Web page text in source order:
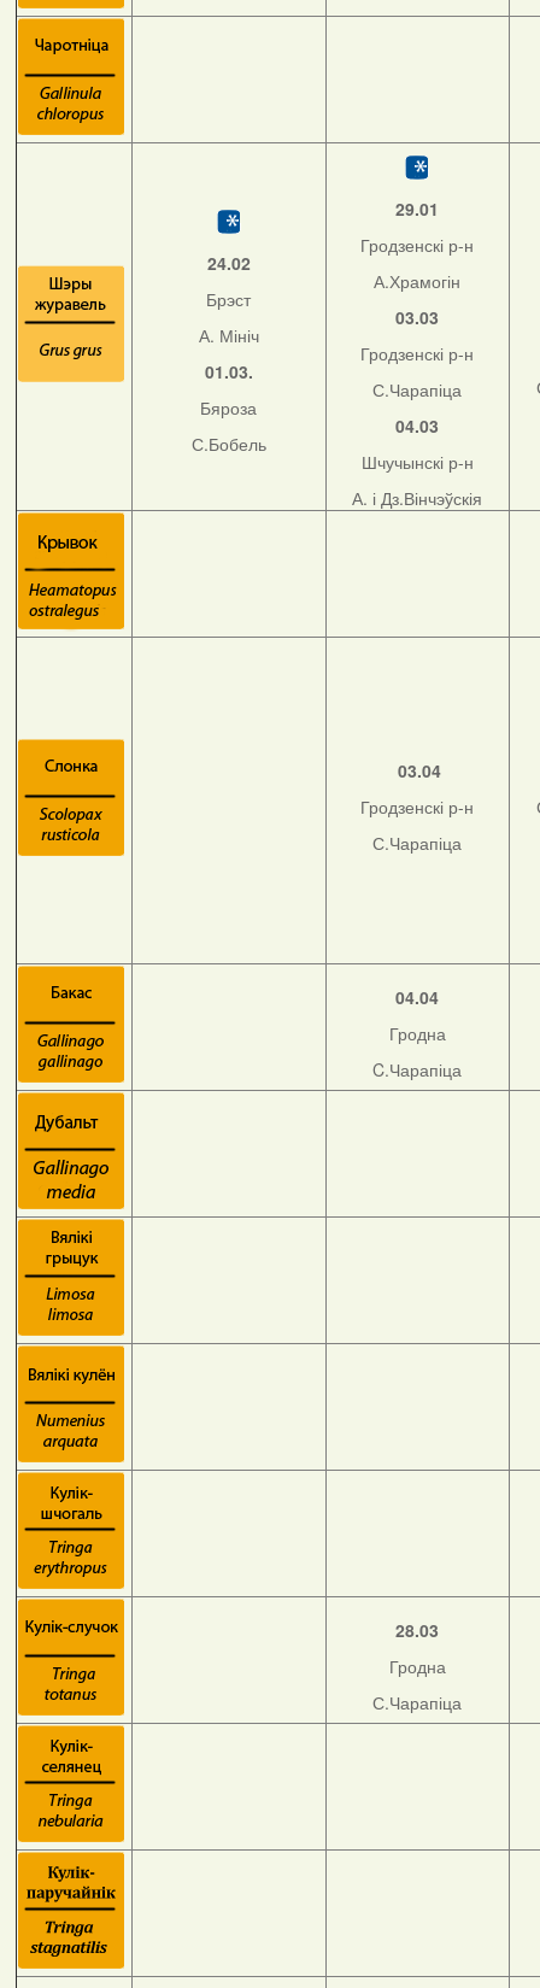
24.02
Брэст
А. Мініч
01.03.
Бяроза
С.Бобель
29.01
Гродзенскі р-н
А.Храмогін
03.03
Гродзенскі р-н
С.Чарапіца
04.03
Шчучынскі р-н
А. і Дз.Вінчэўскія
03.04
Гродзенскі р-н
С.Чарапіца
04.04
Гродна
C.Чарапіца
28.03
Гродна
С.Чарапіца